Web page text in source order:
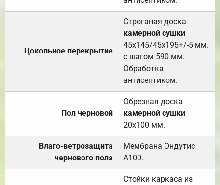
Цокольное перекрытие
Строганая доска
камерной сушки
45х145/45х195+/-5 мм.
с шагом 590 мм.
Обработка
антисептиком.
Пол черновой
Обрезная доска
камерной сушки
20х100 мм.
Влаго-ветрозащита
чернового пола
Мембрана Ондутис
А100.
Стойки каркаса из